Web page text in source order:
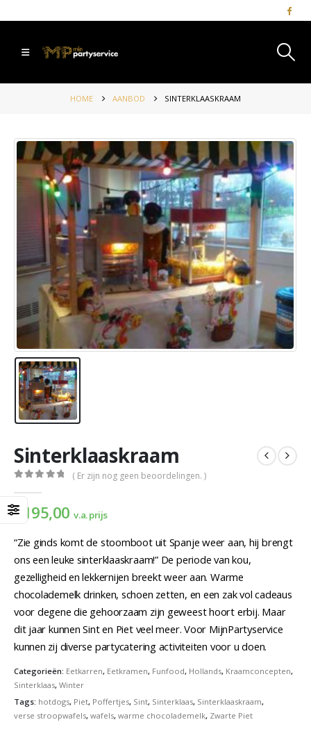
HOME AANBOD SINTERKLAASKRAAM
Sinterklaaskraam
( Er zijn nog geen beoordelingen. )
€ 195,00 v.a. prijs
“Zie ginds komt de stoomboot uit Spanje weer aan, hij brengt
ons een leuke sinterklaaskraam!” De periode van kou,
gezelligheid en lekkernijen breekt weer aan. Warme
chocolademelk drinken, schoen zetten, en een zak vol cadeaus
voor degene die gehoorzaam zijn geweest hoort erbij. Maar
dit jaar kunnen Sint en Piet veel meer. Voor MijnPartyservice
kunnen zij diverse partycatering activiteiten voor u doen.
Categorieën: Eetkarren, Eetkramen, Funfood, Hollands, Kraamconcepten,
Sinterklaas, Winter
Tags: hotdogs, Piet, Poffertjes, Sint, Sinterklaas, Sinterklaaskraam,
verse stroopwafels, wafels, warme chocolademelk, Zwarte Piet